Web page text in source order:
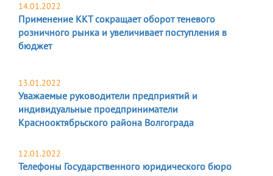
14.01.2022
Применение ККТ сокращает оборот теневого
розничного рынка и увеличивает поступления в
бюджет
13.01.2022
Уважаемые руководители предприятий и
индивидуальные проедприниматели
Краснооктябрьского района Волгограда
12.01.2022
Телефоны Государственного юридического бюро